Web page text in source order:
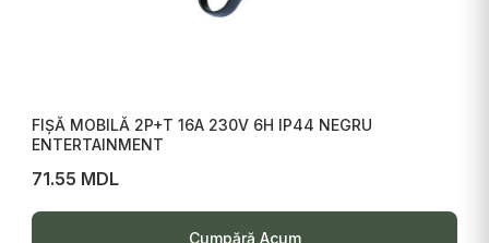
FIȘĂ MOBILĂ 2P+T 16A 230V 6H IP44 NEGRU
ENTERTAINMENT
71.55 MDL
Cumpără Acum